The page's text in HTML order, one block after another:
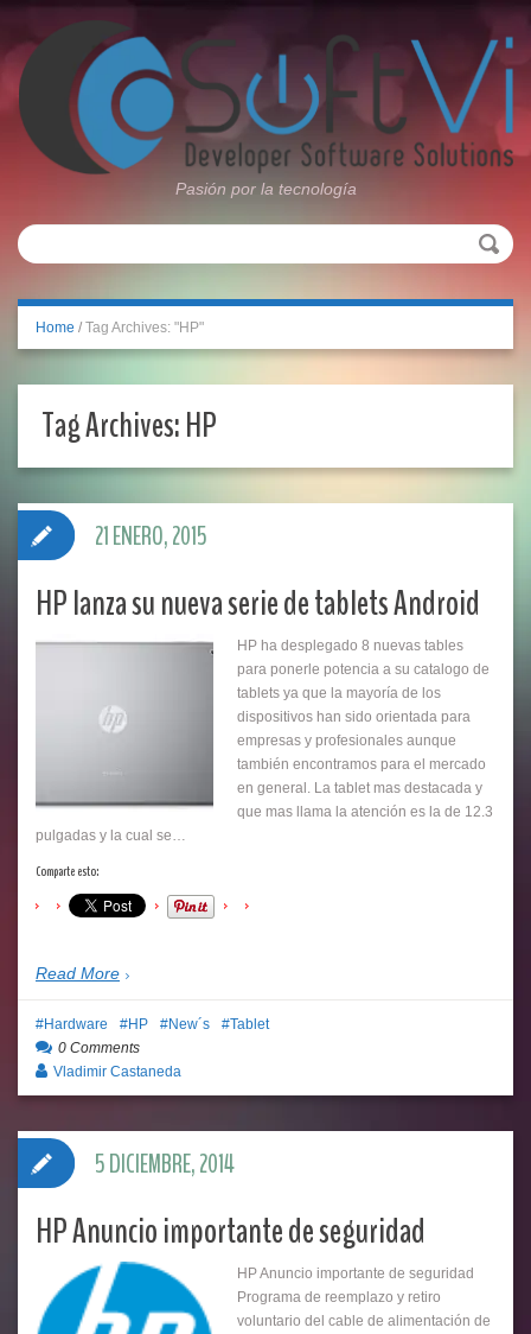
Pasión por la tecnología
Home / Tag Archives: "HP"
Tag Archives:HP
HP lanza su nueva serie de tablets Android
HP ha desplegado 8 nuevas tables
para ponerle potencia a su catalogo de
tablets ya que la mayoría de los
dispositivos han sido orientada para
empresas y profesionales aunque
también encontramos para el mercado
en general. La tablet mas destacada y
que mas llama la atención es la de 12.3
pulgadas y la cual se…
Comparte esto:
Read More
21 ENERO, 2015
Hardware HP New´s
Tablet
0 Comments
Vladimir Castaneda
HP Anuncio importante de seguridad
HP Anuncio importante de seguridad
Programa de reemplazo y retiro
voluntario del cable de alimentación de
5 DICIEMBRE, 2014